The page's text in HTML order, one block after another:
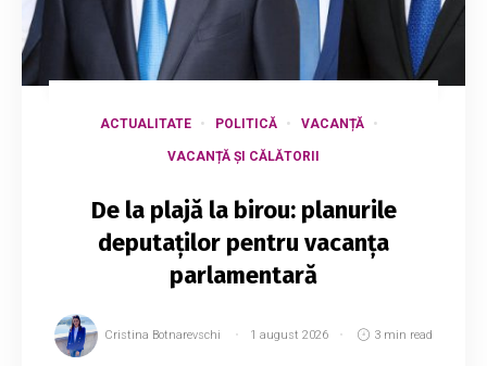
ACTUALITATE POLITICĂ VACANȚĂ
VACANȚĂ ȘI CĂLĂTORII
De la plajă la birou: planurile
deputaților pentru vacanța
parlamentară
Cristina Botnarevschi 1 august 2026 3 min read